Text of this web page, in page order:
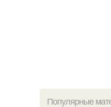
Популярные